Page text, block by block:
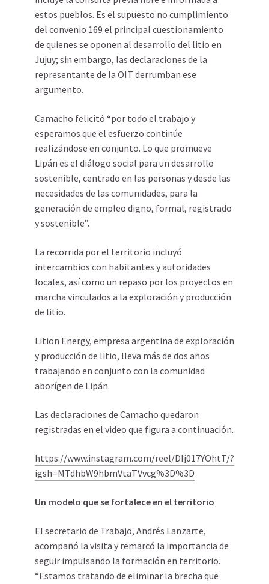
estos pueblos. Es el supuesto no cumplimiento
del convenio 169 el principal cuestionamiento
de quienes se oponen al desarrollo del litio en
Jujuy; sin embargo, las declaraciones de la
representante de la OIT derrumban ese
argumento.
Camacho felicitó “por todo el trabajo y
esperamos que el esfuerzo continúe
realizándose en conjunto. Lo que promueve
Lipán es el diálogo social para un desarrollo
sostenible, centrado en las personas y desde las
necesidades de las comunidades, para la
generación de empleo digno, formal, registrado
y sostenible”.
La recorrida por el territorio incluyó
intercambios con habitantes y autoridades
locales, así como un repaso por los proyectos en
marcha vinculados a la exploración y producción
de litio.
Lition Energy, empresa argentina de exploración
y producción de litio, lleva más de dos años
trabajando en conjunto con la comunidad
aborígen de Lipán.
Las declaraciones de Camacho quedaron
registradas en el video que figura a continuación.
https://www.instagram.com/reel/DIj017YOhtT/?
igsh=MTdhbW9hbmVtaTVvcg%3D%3D
Un modelo que se fortalece en el territorio
El secretario de Trabajo, Andrés Lanzarte,
acompañó la visita y remarcó la importancia de
seguir impulsando la formación en territorio.
“Estamos tratando de eliminar la brecha que